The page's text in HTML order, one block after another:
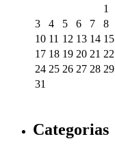
1
3
4 5 6 7 8
10 11 12 13 14 15
17 18 19 20 21 22
24 25 26 27 28 29
31
Categorias